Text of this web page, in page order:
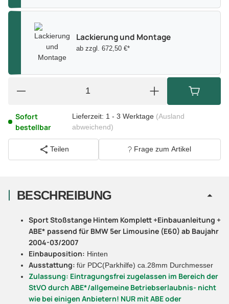
Lackierung und Montage
ab zzgl. 672,50 €*
Sofort
bestellbar
Lieferzeit: 1 - 3 Werktage (Ausland
abweichend)
Teilen Frage zum Artikel
BESCHREIBUNG
Sport Stoßstange Hintem Komplett +Einbauanleitung +
ABE* passend für BMW 5er Limousine (E60) ab Baujahr
2004-03/2007
Einbauposition: Hinten
Ausstattung: für PDC(Parkhilfe) ca.28mm Durchmesser
Zulassung: Eintragungsfrei zugelassen im Bereich der
StVO durch ABE*/allgemeine Betriebserlaubnis- nicht
wie bei einigen Anbietern! NUR mit ABE oder